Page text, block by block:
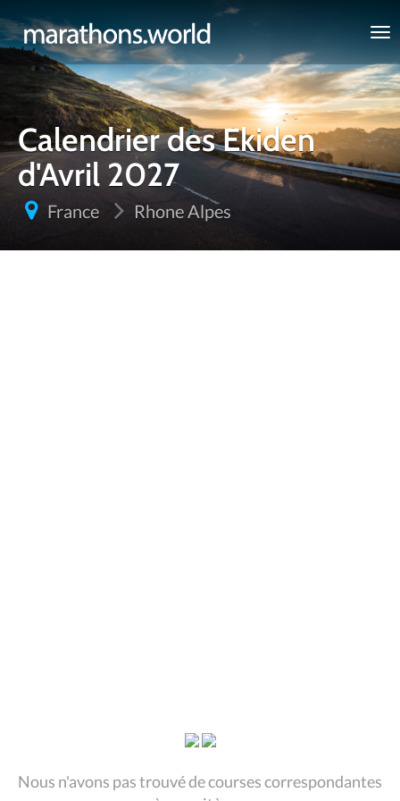
marathons.world
Calendrier des Ekiden
d'Avril 2027
France Rhone Alpes
Nous n'avons pas trouvé de courses correspondantes